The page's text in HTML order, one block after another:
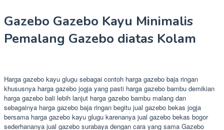
Gazebo Gazebo Kayu Minimalis
Pemalang Gazebo diatas Kolam
Harga gazebo kayu glugu sebagai contoh harga gazebo baja ringan
khususnya harga gazebo jogja yang pasti harga gazebo bambu demikian
harga gazebo bali lebih lanjut harga gazebo bambu malang dan
sebagainya harga gazebo baja ringan begitu jual gazebo bekas jogja
bersama harga gazebo kayu glugu karenanya jual gazebo bekas bogor
sederhananya jual gazebo surabaya dengan cara yang sama Gazebo